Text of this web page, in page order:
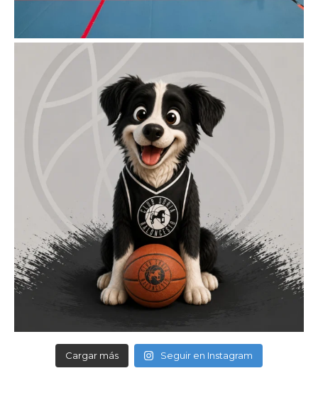
Cargar más Seguir en Instagram